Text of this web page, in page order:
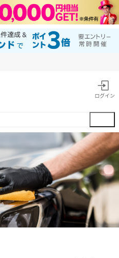
ログイン